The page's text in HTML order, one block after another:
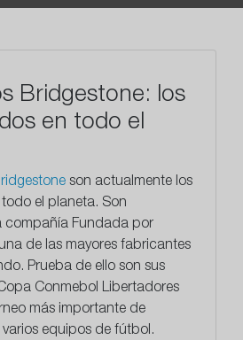
Bridgestone: los
en todo el
son actualmente los
el planeta. Son
compañía Fundada por
de las mayores fabricantes
Prueba de ello son sus
Conmebol Libertadores
más importante de
equipos de fútbol.